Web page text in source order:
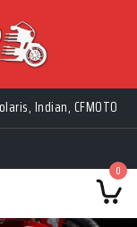
Ma-Pe 9-17
Indian, CFMOTO
0